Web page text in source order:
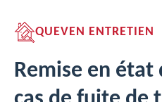
QUEVEN ENTRETIEN
Remise en état